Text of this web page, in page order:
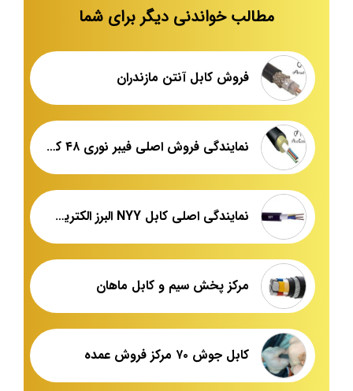
مطالب خواندنی دیگر برای شما
فروش کابل آنتن مازندران
نمایندگی فروش اصلی فیبر نوری ۴۸ کور ایران
نمایندگی اصلی کابل NYY البرز الکتریک نور
مرکز پخش سیم و کابل ماهان
کابل جوش ۷۰ مرکز فروش عمده